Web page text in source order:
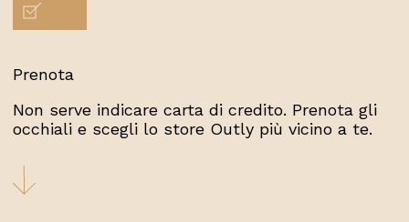
Prenota
Non serve indicare carta di credito. Prenota gli
occhiali e scegli lo store Outly più vicino a te.